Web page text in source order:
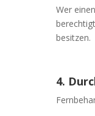
Wer
besitzen.
4.